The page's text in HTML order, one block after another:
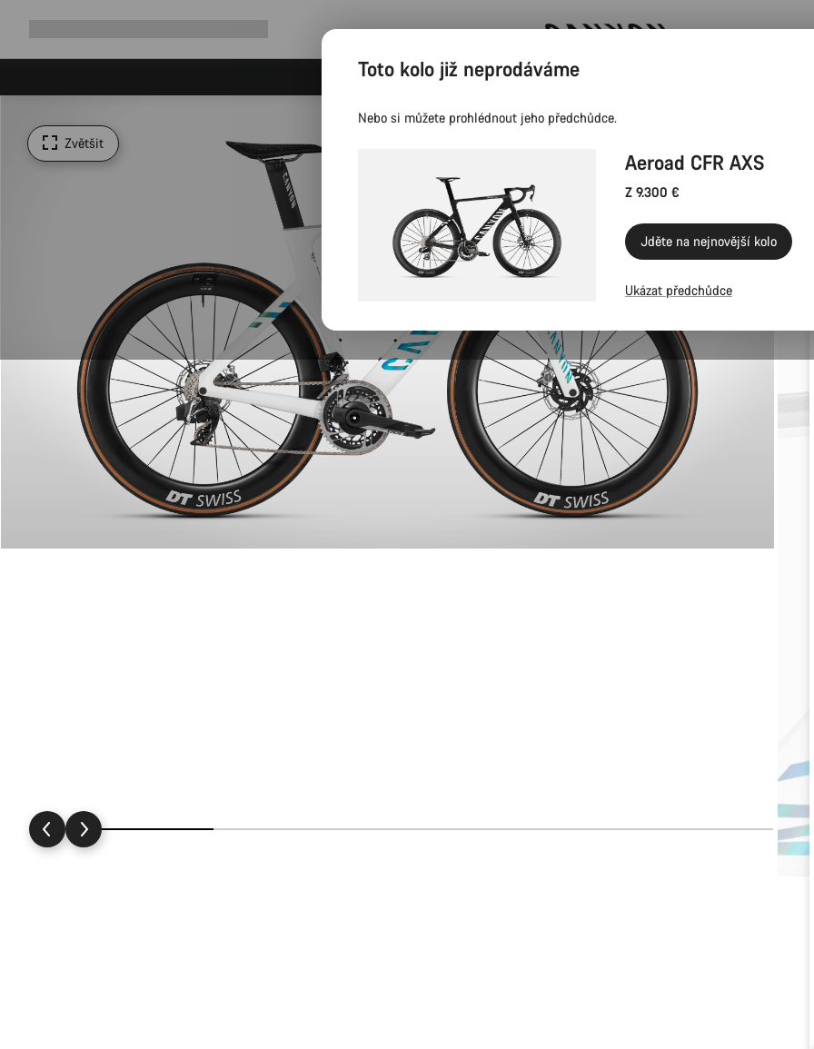
Ušetřete s newsletterem Canyon
Zvětšit
Toto kolo již neprodáváme
Nebo si můžete prohlédnout jeho předchůdce.
Aeroad CFR AXS
Z 9.300 €
Jděte na nejnovější kolo
Ukázat předchůdce